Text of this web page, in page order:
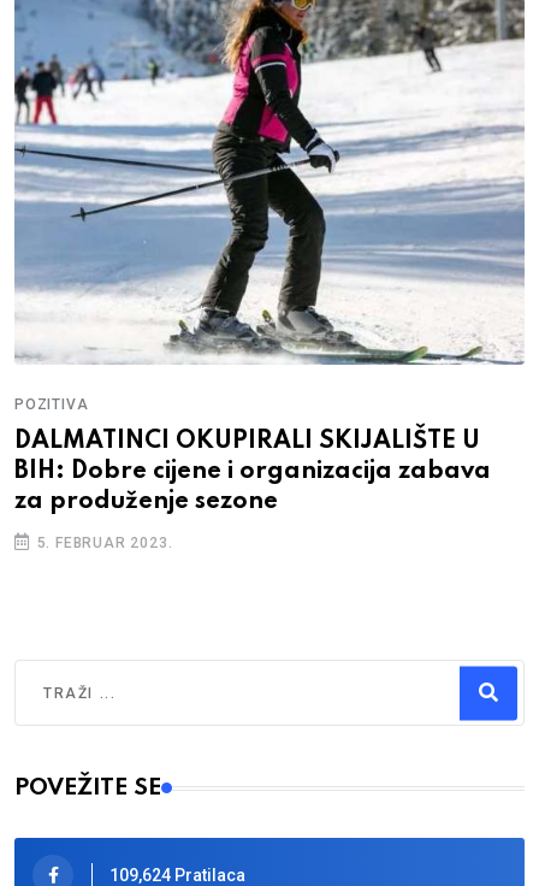
POZITIVA
DALMATINCI OKUPIRALI SKIJALIŠTE U
BIH: Dobre cijene i organizacija zabava
za produženje sezone
5. FEBRUAR 2023.
Type 2 or more characters for results.
POVEŽITE SE
109,624 Pratilaca